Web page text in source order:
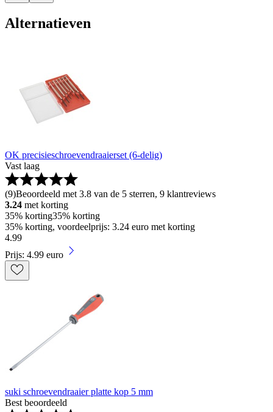
Alternatieven
OK precisieschroevendraaierset (6-delig)
Vast laag
(9)Beoordeeld met 3.8 van de 5 sterren, 9 klantreviews
3.24 met korting
35% korting35% korting
35% korting, voordeelprijs: 3.24 euro met korting
4.99
Prijs: 4.99 euro
suki schroevendraaier platte kop 5 mm
Best beoordeeld